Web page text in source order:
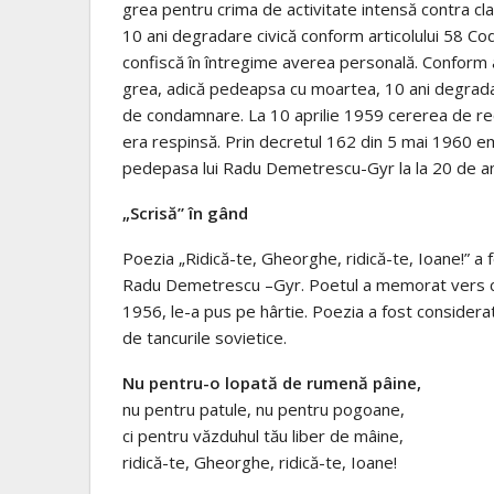
grea pentru crima de activitate intensă contra
10 ani degradare civică conform articolului 58
confiscă în întregime averea personală.
grea, adică pedeapsa cu moartea, 10 ani
de condamnare. La 10 aprilie 1959 cererea de
era respinsă. Prin decretul 162 din 5 mai 1960
pedepasa lui Radu Demetrescu-Gyr la la 20 de
„Scrisă” în gând
Poezia „Ridică-te, Gheorghe, ridică-te, Ioane!”
Radu Demetrescu –Gyr. Poetul a memorat
1956, le-a pus pe hârtie. Poezia a fost
de tancurile sovietice.
Nu pentru-o lopată de rumenă pâine,
nu pentru patule, nu pentru pogoane,
ci pentru văzduhul tău liber de mâine,
ridică-te, Gheorghe, ridică-te, Ioane!